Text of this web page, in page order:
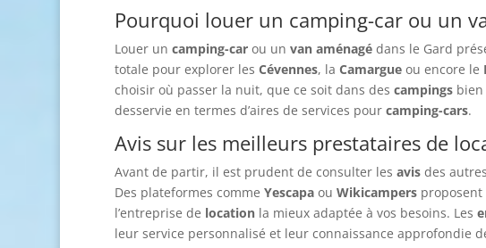
Pourquoi louer un camping-car ou un
Louer un camping-carou un van aménagédans le Gard
totale pour explorer les Cévennes, la Camargueou encore le
choisir où passer la nuit, que ce soit dans des campingsbien
desservie en termes d’aires de services pour camping-cars.
Avis sur les meilleurs prestataires de
Avant de partir, il est prudent de consulter les avisdes
Des plateformes comme Yescapaou Wikicampersproposent
l’entreprise de locationla mieux adaptée à vos besoins. Les
leur service personnalisé et leur connaissance approfondie